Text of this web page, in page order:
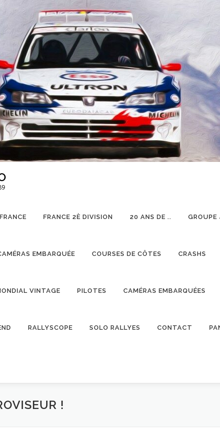
FRANCE 2È DIVISION 20 ANS DE .. GROUPE
EMBARQUÉE COURSES DE CÔTES CRASHS
VINTAGE PILOTES CAMÉRAS EMBARQUÉES
RALLYSCOPE SOLO RALLYES CONTACT
!